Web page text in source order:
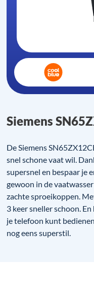
Siemens
De Siemens
snel schone vaat wil.
supersnel en bespaar je
gewoon in de
zachte sproeikoppen.
3 keer sneller schoon.
je telefoon kunt
nog eens superstil.